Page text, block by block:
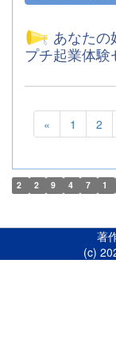
あなたの
プチ起業体
« 1 2
2 2 9 4 7 1
著
(c)